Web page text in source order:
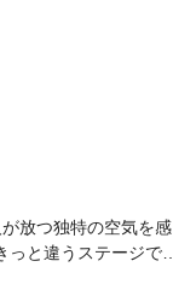
放つ独特の空気を感
と違うステージで有